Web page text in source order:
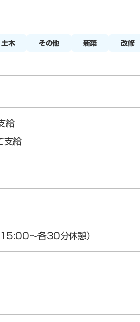
土木 その他 新築 改修
給
支給
15:00～各30分休憩）